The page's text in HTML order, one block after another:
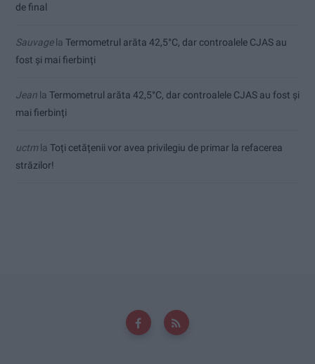
de final
Sauvagela Termometrul arăta 42,5°C, dar controalele CJAS au
fost și mai fierbinți
Jean la Termometrul arăta 42,5°C, dar controalele CJAS au fost și
mai fierbinți
uctmla Toți cetățenii vor avea privilegiu de primar la refacerea
străzilor!